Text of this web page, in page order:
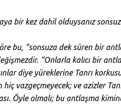
bir kez dahil olduysanız
bu, “sonsuza dek süren bir
“Onlarla kalıcı bir
diye yüreklerine Tanrı
hiç vazgeçmeyecek; ve azizler
Öyle olmalı; bu antlaşma